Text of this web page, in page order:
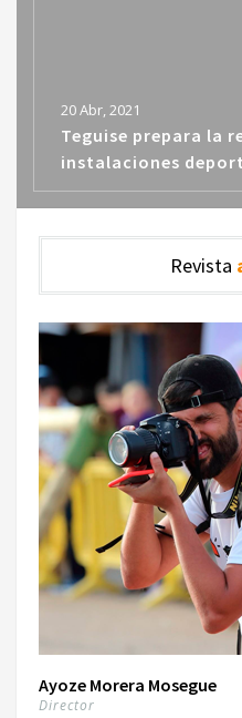
20 Abr, 2021
Teguise prepara la
instalaciones
Revista
Ayoze Morera Mosegue
Director